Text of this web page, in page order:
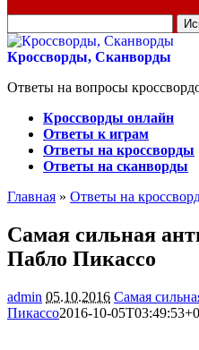
для:
Кроссворды, Сканворды
Ответы на вопросы
Кроссворды онлайн
Ответы к играм
Ответы на кроссворды
Ответы на сканворды
Главная » Ответы на
Самая сильная
Пабло Пикассо
admin 05.10.2016 Самая
Пикассо2016-10-